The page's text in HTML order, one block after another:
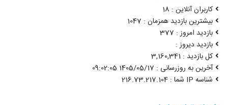
کاربران آنلاین : 18
بیشترین بازدید همزمان : 1047
بازدید امروز : 377
بازدید دیروز :
کل بازدید : 3,160,341
آخرین به روزرسانی : 1405/05/17 09:02:05
شناسه IP شما : 216.73.217.104